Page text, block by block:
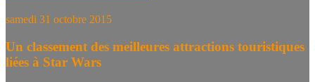
samedi 31 octobre 2015
Un classement des meilleures attractions touristiques
liées à Star Wars